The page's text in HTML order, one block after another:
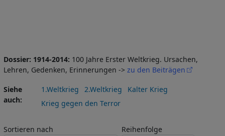
Dossier: 1914-2014: 100 Jahre Erster Weltkrieg. Ursachen,
Lehren, Gedenken, Erinnerungen -> zu den Beiträgen
Siehe
auch
1.Weltkrieg 2.Weltkrieg
Kalter Krieg
Krieg gegen den Terror
Sortieren nach Reihenfolge